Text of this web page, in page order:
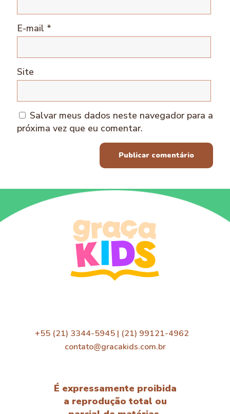
E-mail *
Site
Salvar meus dados neste navegador para a
próxima vez que eu comentar.
+55 (21) 3344-5945 | (21) 99121-4962
contato@gracakids.com.br
É expressamente proibida
a reprodução total ou